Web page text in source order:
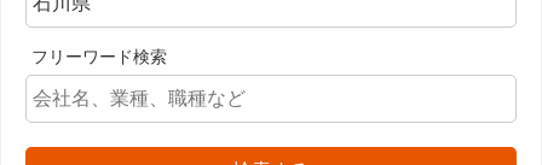
フリーワード検索